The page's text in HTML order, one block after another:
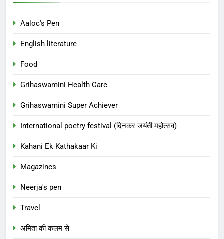
Aaloc's Pen
English literature
Food
Grihaswamini Health Care
Grihaswamini Super Achiever
International poetry festival (दिनकर जयंती महोत्सव)
Kahani Ek Kathakaar Ki
Magazines
Neerja's pen
Travel
अमिता की कलम से